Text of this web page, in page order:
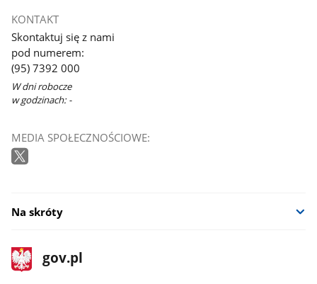
KONTAKT
Skontaktuj się z nami
pod numerem:
(95) 7392 000
W dni robocze
w godzinach: -
MEDIA SPOŁECZNOŚCIOWE:
Na skróty
stopka
gov.pl
Strona
gov.pl